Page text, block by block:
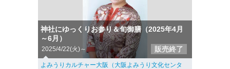
神社にゆっくりお参り＆旬御膳（2025年4月
～6月）
2025/4/22(火)～ 販売終了
よみうりカルチャー大阪（大阪よみうり文化センタ